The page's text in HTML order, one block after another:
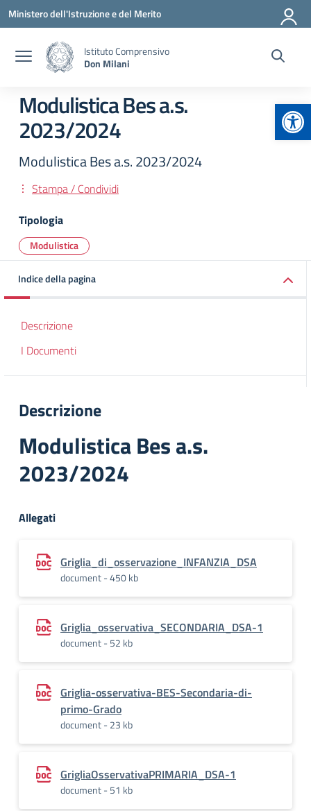
Vai ai contenuti
Vai al menu di navigazione
Vai al footer
Ministero dell'Istruzione e del Merito
Istituto Comprensivo
Don Milani
Modulistica Bes a.s.
2023/2024
Modulistica Bes a.s. 2023/2024
Stampa / Condividi
Tipologia
Modulistica
Indice della pagina
Descrizione
I Documenti
Descrizione
Modulistica Bes a.s.
2023/2024
Allegati
Griglia_di_osservazione_INFANZIA_DSA
document - 450 kb
Griglia_osservativa_SECONDARIA_DSA-1
document - 52 kb
Griglia-osservativa-BES-Secondaria-di-
primo-Grado
document - 23 kb
GrigliaOsservativaPRIMARIA_DSA-1
document - 51 kb